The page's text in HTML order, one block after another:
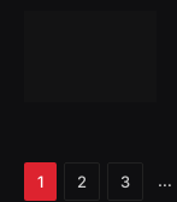
1 2 3 …